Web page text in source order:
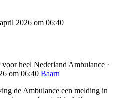
2026 om 06:40
heel Nederland Ambulance ·
om 06:40 Baarn
de Ambulance een melding in